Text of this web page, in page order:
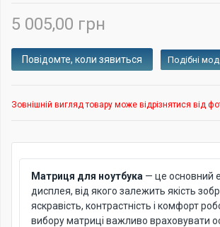
5 005,00 грн
Подібні
Зовнішній вигляд товару може відрізнятися від
Матриця для ноутбука — це основний
дисплея, від якого залежить якість
яскравість, контрастність і комфорт
вибору матриці важливо враховувати